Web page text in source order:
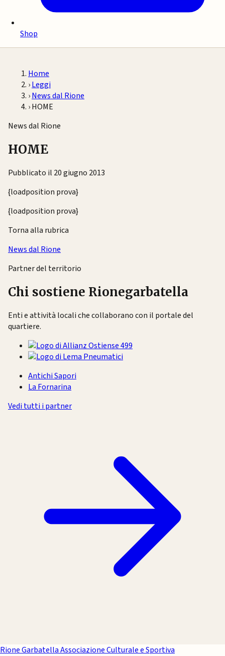
Shop
Home
›Leggi
›News dal Rione
›HOME
News dal Rione
HOME
Pubblicato il 20 giugno 2013
{loadposition prova}
{loadposition prova}
Torna alla rubrica
News dal Rione
Partner del territorio
Chi sostiene Rionegarbatella
Enti e attività locali che collaborano con il portale del
quartiere.
Antichi Sapori
La Fornarina
Vedi tutti i partner
Rione GarbatellaAssociazione Culturale e Sportiva